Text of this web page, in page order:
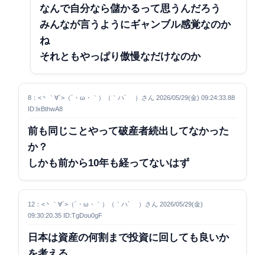
なんで自分なら儲かるって思うんだろう
みんなが言うようにギャンブル感覚なのか
ね
それともやっぱり傲慢なだけなのか
8：<丶｀∀´>（´・ω・｀）（｀ハ´ ）さん 2026/05/29(金) 09:24:33.88
ID:lxBthwA8
前も同じことやって破産者続出してなかった
か？
しかも前から10年も経ってないはず
12：<丶｀∀´>（´・ω・｀）（｀ハ´ ）さん 2026/05/29(金)
09:30:20.35 ID:TgDou0gF
日本は資産の何割まで投資に回しても良いか